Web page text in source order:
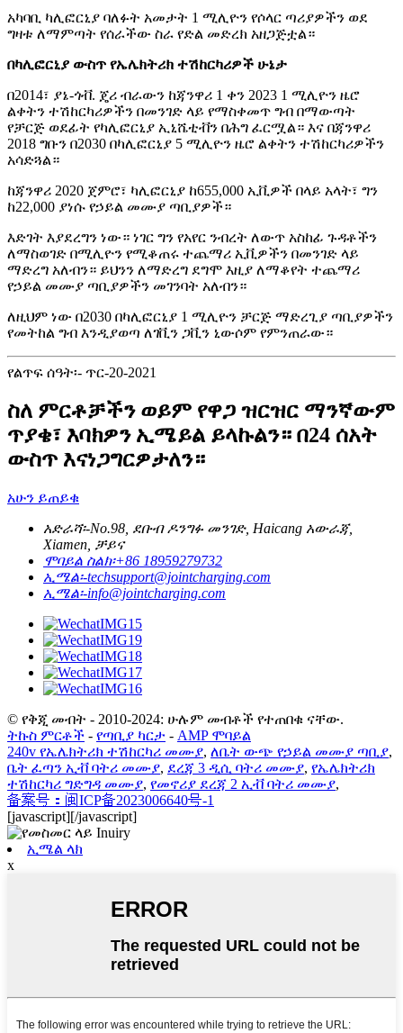
አካባቢ ካሊፎርኒያ ባለፉት አመታት 1 ሚሊዮን የሶላር ጣሪያዎችን ወደ
ግዛቱ ለማምጣት የሰራችው ስራ የድል መድረክ አዘጋጅቷል።
በካሊፎርኒያ ውስጥ የኤሌክትሪክ ተሽከርካሪዎች ሁኔታ
በ2014፣ ያኔ-ጎቭ. ጄሪ ብራውን ከጃንዋሪ 1 ቀን 2023 1 ሚሊዮን ዜሮ
ልቀትን ተሽከርካሪዎችን በመንገድ ላይ የማስቀመጥ ግብ በማውጣት
የቻርጅ ወደፊት የካሊፎርኒያ ኢኒሼቲቭን በሕግ ፈርሟል። እና በጃንዋሪ
2018 ግቡን በ2030 በካሊፎርኒያ 5 ሚሊዮን ዜሮ ልቀትን ተሽከርካሪዎችን
አሳድጓል።
ከጃንዋሪ 2020 ጀምሮ፣ ካሊፎርኒያ ከ655,000 ኢቪዎች በላይ አላት፣ ግን
ከ22,000 ያነሱ የኃይል መሙያ ጣቢያዎች።
እድገት እያደረግን ነው። ነገር ግን የአየር ንብረት ለውጥ አስከፊ ጉዳቶችን
ለማስወገድ በሚሊዮን የሚቆጠሩ ተጨማሪ ኢቪዎችን በመንገድ ላይ
ማድረግ አለብን። ይህንን ለማድረግ ደግሞ እዚያ ለማቆየት ተጨማሪ
የኃይል መሙያ ጣቢያዎችን መገንባት አለብን።
ለዚህም ነው በ2030 በካሊፎርኒያ 1 ሚሊዮን ቻርጅ ማድረጊያ ጣቢያዎችን
የመትከል ግብ እንዲያወጣ ለገቪን ጋቪን ኒውሶም የምንጠራው።
የልጥፍ ሰዓት፡- ጥር-20-2021
ስለ ምርቶቻችን ወይም የዋጋ ዝርዝር ማንኛውም
ጥያቄ፣ እባክዎን ኢሜይል ይላኩልን። በ24 ሰአት
ውስጥ እናነጋግርዎታለን።
አሁን ይጠይቁ
አድራሻ፡-No.98, ደቡብ ዶንግፉ መንገድ, Haicang አውራጃ,
Xiamen, ቻይና
ሞባይል ስልክ፡+86 18959279732
ኢሜል፡-techsupport@jointcharging.com
ኢሜል፡-info@jointcharging.com
© የቅጂ መብት - 2010-2024: ሁሉም መብቶች የተጠበቁ ናቸው.
ትኩስ ምርቶች - የጣቢያ ካርታ - AMP ሞባይል
240v የኤሌክትሪክ ተሽከርካሪ መሙያ, ለቤት ውጭ የኃይል መሙያ ጣቢያ,
ቤት ፈጣን ኢቭ ባትሪ መሙያ, ደረጃ 3 ዲሲ ባትሪ መሙያ, የኤሌክትሪክ
ተሽከርካሪ ግድግዳ መሙያ, የመኖሪያ ደረጃ 2 ኢቭ ባትሪ መሙያ,
备案号：闽ICP备2023006640号-1
[javascript][/javascript]
ኢሜል ላክ
x